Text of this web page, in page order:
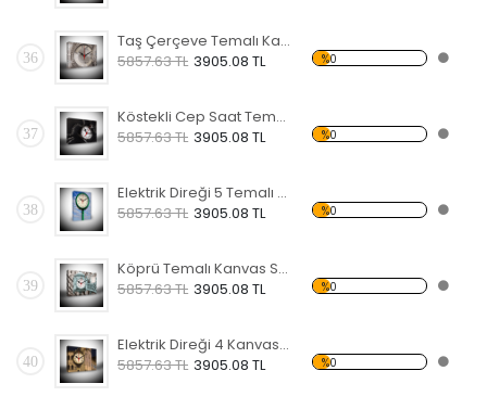
36
Taş Çerçeve Temalı Kanvas Saat
5857.63 TL 3905.08 TL %0
37
Köstekli Cep Saat Temalı Kanvas Saat
5857.63 TL 3905.08 TL %0
38
Elektrik Direği 5 Temalı Kanvas Saat
5857.63 TL 3905.08 TL %0
39
Köprü Temalı Kanvas Saat
5857.63 TL 3905.08 TL %0
40
Elektrik Direği 4 Kanvas Saat
5857.63 TL 3905.08 TL %0